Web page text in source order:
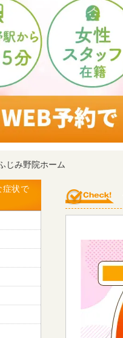
じみ野院ホーム
症状で